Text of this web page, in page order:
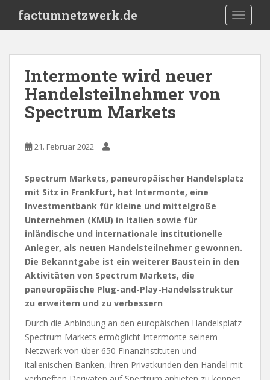
i
factumnetzwerk.de
Intermonte wird neuer
Handelsteilnehmer von
Spectrum Markets
21. Februar 2022
Spectrum Markets, paneuropäischer Handelsplatz
mit Sitz in Frankfurt, hat Intermonte, eine
Investmentbank für kleine und mittelgroße
Unternehmen (KMU) in Italien sowie für
inländische und internationale institutionelle
Anleger, als neuen Handelsteilnehmer gewonnen.
Die Bekanntgabe ist ein weiterer Baustein in den
Aktivitäten von Spectrum Markets, die
paneuropäische Plug-and-Play-Handelsstruktur
zu erweitern und zu verbessern
Durch die Anbindung an den europäischen Handelsplatz
Spectrum Markets ermöglicht Intermonte seinem
Netzwerk von über 650 Finanzinstituten und
italienischen Banken, ihren Privatkunden den Handel mit